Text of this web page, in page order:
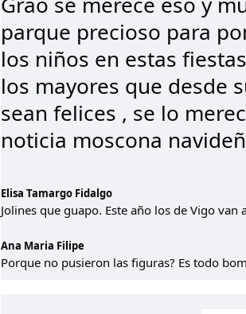
parque precioso para
los niños en estas
los mayores que desde
sean felices , se lo
noticia moscona
Elisa Tamargo Fidalgo
Jolines que guapo. Este año los de Vigo van
Ana Maria Filipe
Porque no pusieron las figuras? Es todo